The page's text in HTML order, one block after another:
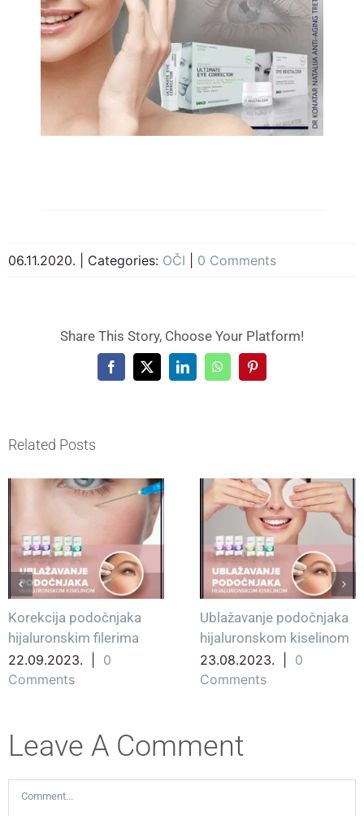
06.11.2020. Categories: OČI 0 Comments
Share This Story, Choose Your Platform!
Facebook
X LinkedInWhatsAppPinterest
Related Posts
Korekcija podočnjaka
hijaluronskim filerima
22.09.2023.
0
Comments
Ublažavanje podočnjaka
hijaluronskom kiselinom
23.08.2023.
0
Comments
Leave A Comment
Comment